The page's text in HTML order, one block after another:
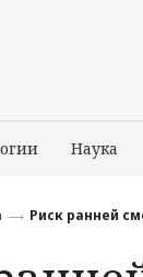
Наука
Риск ранней